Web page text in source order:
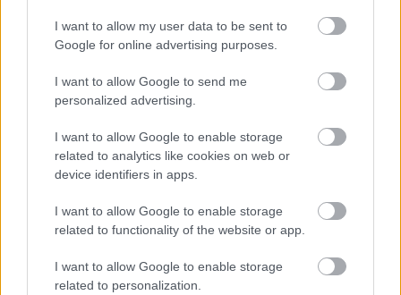
I want to allow my user data to be sent to
Google for online advertising purposes.
I want to allow Google to send me
personalized advertising.
I want to allow Google to enable storage
related to analytics like cookies on web or
device identifiers in apps.
I want to allow Google to enable storage
related to functionality of the website or app.
I want to allow Google to enable storage
related to personalization.
Ahogyan az Agrárszektor
is felhívja rá a
medvehagyma és ezek között az előbbi
azonban nagyobb mennyiségű levél esetében
már nehéz ellenőrizni. A legjobb, ha az ember
már a gyűjtéskor odafigyel, és nem marokkal,
hanem levelenként szedi a medvehagymát. De a